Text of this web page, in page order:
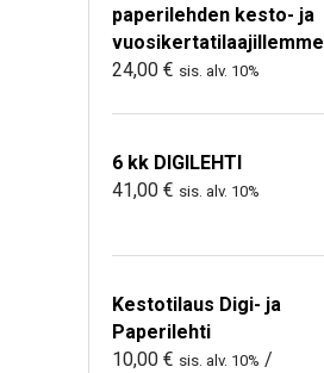
paperilehden kesto- ja
vuosikertatilaajillemme
24,00 € sis. alv. 10%
6 kk DIGILEHTI
41,00 € sis. alv. 10%
Kestotilaus Digi- ja
Paperilehti
10,00 € sis. alv. 10% /